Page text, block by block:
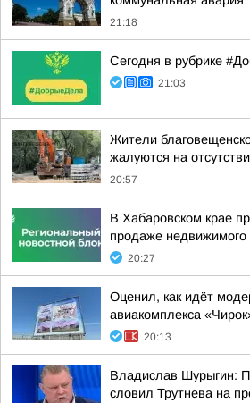
21:18
Сегодня в рубрике
21:03
Жители
жалуются на
20:57
В Хабаровском крае
продаже
20:27
Оценил, как идёт
авиакомплекса
20:13
Владислав Шурыгин:
словил Трутнева на